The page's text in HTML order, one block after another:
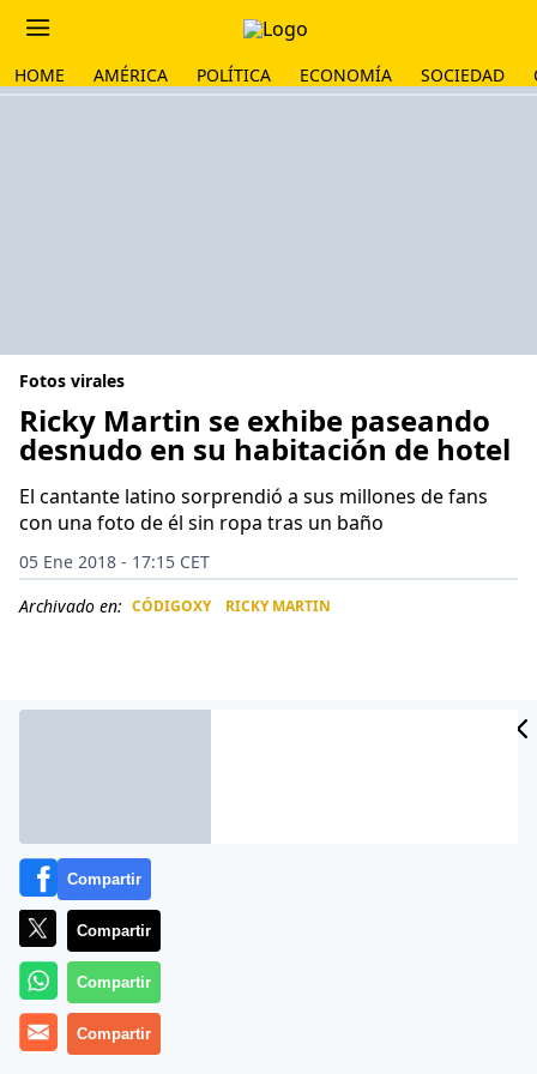
HOME AMÉRICA POLÍTICA ECONOMÍA SOCIEDAD
Fotos virales
Ricky Martin se exhibe paseando
desnudo en su habitación de hotel
El cantante latino sorprendió a sus millones de fans
con una foto de él sin ropa tras un baño
05 Ene 2018 - 17:15 CET
Archivado en: CÓDIGOXY RICKY MARTIN
Más información
Compartir
Compartir
Compartir
Compartir